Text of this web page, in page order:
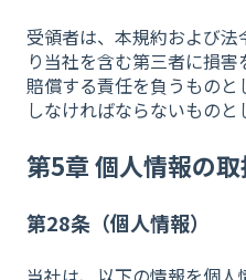
受領者は、本規約および
り当社を含む第三者に損
賠償する責任を負うもの
しなければならないものと
第5章 個人情報の
第28条（個人情報）